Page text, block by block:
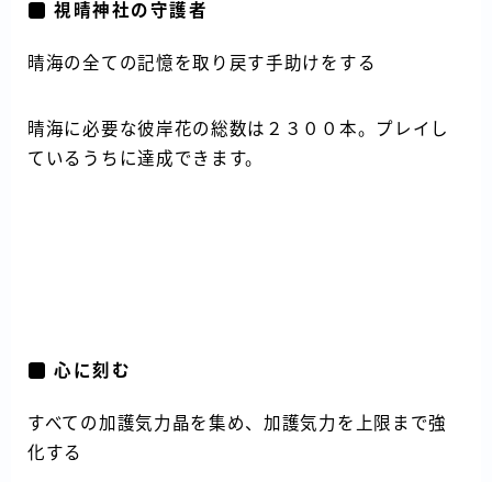
視晴神社の守護者
晴海の全ての記憶を取り戻す手助けをする
晴海に必要な彼岸花の総数は２３００本。プレイし
ているうちに達成できます。
心に刻む
すべての加護気力晶を集め、加護気力を上限まで強
化する